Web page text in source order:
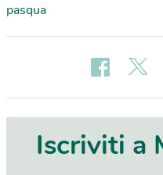
pasqua
Iscriviti a